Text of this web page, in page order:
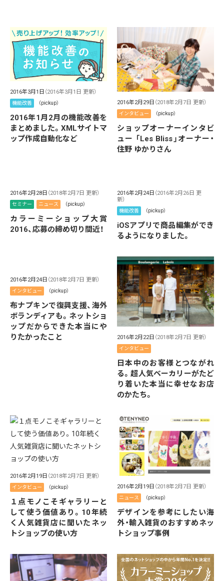
2016年3月1日 （2016年3月1日 更新）
機能改善 （pickup）
2016年1月2月の機能改善を
まとめました。XMLサイトマ
ップ作成自動化など
2016年2月29日 （2018年2月7日 更新）
インタビュー （pickup）
ショップオーナーインタビ
ュー 「Les Bliss」オーナー・
住野 ゆかりさん
2016年2月28日 （2018年2月7日 更新）
セミナー ニュース （pickup）
カラーミーショップ大賞
2016、応募の締め切り間近！
2016年2月24日 （2016年2月26日 更
新）
機能改善 （pickup）
iOSアプリで商品編集ができ
るようになりました。
2016年2月24日 （2018年2月7日 更新）
インタビュー （pickup）
布ナプキンで復興支援、海外
ボランディアも。ネットショ
ップだからできた本当にや
りたかったこと
2016年2月22日 （2018年2月7日 更新）
インタビュー
日本中のお客様とつながれ
る。超人気ベーカリーがたど
り着いた本当に幸せなお店
のかたち。
2016年2月19日 （2018年2月7日 更新）
インタビュー （pickup）
１点モノこそギャラリーと
して使う価値あり。10年続
く人気雑貨店に聞いたネッ
トショップの使い方
2016年2月19日 （2018年2月7日 更新）
ニュース （pickup）
デザインを参考にしたい海
外・輸入雑貨のおすすめネッ
トショップ事例